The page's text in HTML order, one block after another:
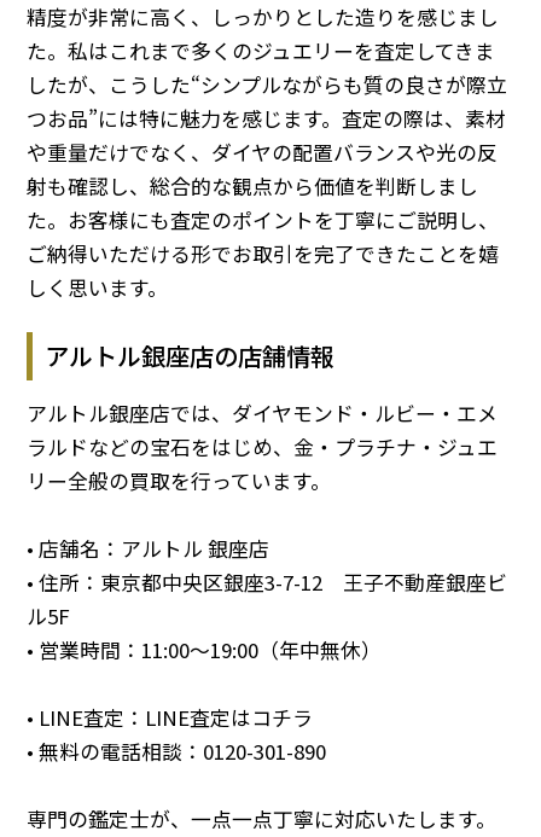
精度が非常に高く、しっかりとした造りを感じまし
た。私はこれまで多くのジュエリーを査定してきま
したが、こうした“シンプルながらも質の良さが際立
つお品”には特に魅力を感じます。査定の際は、素材
や重量だけでなく、ダイヤの配置バランスや光の反
射も確認し、総合的な観点から価値を判断しまし
た。お客様にも査定のポイントを丁寧にご説明し、
ご納得いただける形でお取引を完了できたことを嬉
しく思います。
アルトル銀座店の店舗情報
アルトル銀座店では、ダイヤモンド・ルビー・エメ
ラルドなどの宝石をはじめ、金・プラチナ・ジュエ
リー全般の買取を行っています。
• 店舗名：アルトル 銀座店
• 住所：東京都中央区銀座3-7-12 王子不動産銀座ビ
ル5F
• 営業時間：11:00～19:00（年中無休）
• LINE査定： LINE査定はコチラ
• 無料の電話相談： 0120-301-890
専門の鑑定士が、一点一点丁寧に対応いたします。